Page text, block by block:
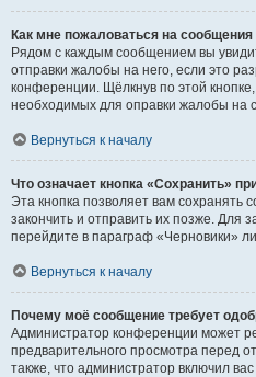
Как мне пожаловаться на
Рядом с каждым сообщением вы
отправки жалобы на него, если это
конференции. Щёлкнув по этой
необходимых для оправки жалобы на
Вернуться к началу
Что означает кнопка «Сохранить»
Эта кнопка позволяет вам сохранять
закончить и отправить их позже. Для
перейдите в параграф «Черновики»
Вернуться к началу
Почему моё сообщение требует
Администратор конференции может
предварительного просмотра перед
также, что администратор включил